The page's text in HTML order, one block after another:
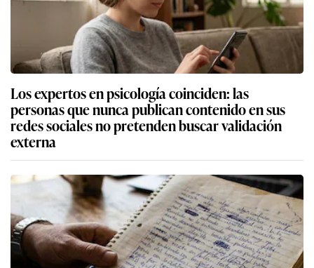
Los expertos en psicología coinciden: las
personas que nunca publican contenido en sus
redes sociales no pretenden buscar validación
externa